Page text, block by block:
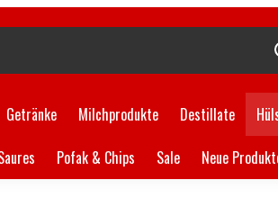
Getränke Milchprodukte Destillate
Pofak & Chips Sale Neue